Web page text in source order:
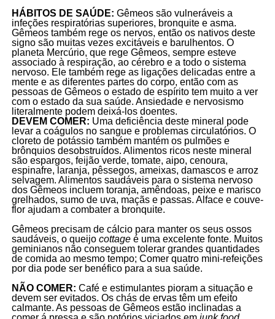
HÁBITOS DE SAÚDE: Gêmeos são vulneráveis a
infeções respiratórias superiores, bronquite e asma.
Gêmeos também rege os nervos, então os nativos deste
signo são muitas vezes excitáveis e barulhentos. O
planeta Mercúrio, que rege Gêmeos, sempre esteve
associado à respiração, ao cérebro e a todo o sistema
nervoso. Ele também rege as ligações delicadas entre a
mente e as diferentes partes do corpo, então com as
pessoas de Gêmeos o estado de espírito tem muito a ver
com o estado da sua saúde. Ansiedade e nervosismo
literalmente podem deixá-los doentes.
DEVEM COMER: Uma deficiência deste mineral pode
levar a coágulos no sangue e problemas circulatórios. O
cloreto de potássio também mantém os pulmões e
brônquios desobstruídos. Alimentos ricos neste mineral
são espargos, feijão verde, tomate, aipo, cenoura,
espinafre, laranja, pêssegos, ameixas, damascos e arroz
selvagem. Alimentos saudáveis para o sistema nervoso
dos Gêmeos incluem toranja, amêndoas, peixe e marisco
grelhados, sumo de uva, maçãs e passas. Alface e couve-
flor ajudam a combater a bronquite.
Gêmeos precisam de cálcio para manter os seus ossos
saudáveis, o queijo cottageé uma excelente fonte. Muitos
geminianos não conseguem tolerar grandes quantidades
de comida ao mesmo tempo; Comer quatro mini-refeições
por dia pode ser benéfico para a sua saúde.
NÃO COMER: Café e estimulantes pioram a situação e
devem ser evitados. Os chás de ervas têm um efeito
calmante. As pessoas de Gêmeos estão inclinadas a